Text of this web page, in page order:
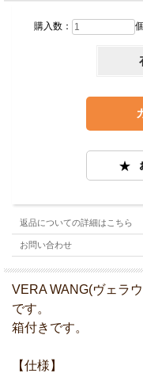
購入数： 個
返品についての詳細はこちら
お問い合わせ
VERA WANG(ヴェラ
です。
箱付きです。
【仕様】